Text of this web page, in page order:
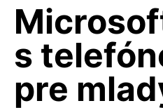
s
pre